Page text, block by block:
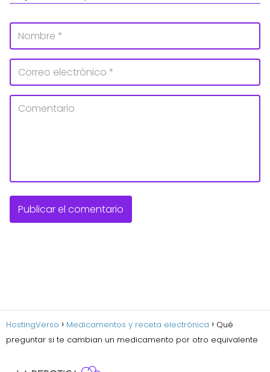
HostingVerso Medicamentos y receta electrónica
Qué
preguntar si te cambian un medicamento por otro equivalente